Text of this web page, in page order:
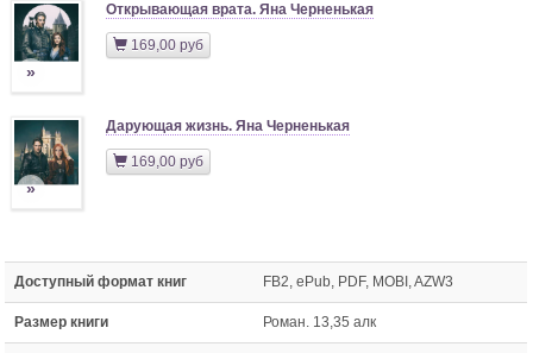
»
Открывающая врата. Яна Черненькая
169,00 руб
»
Дарующая жизнь. Яна Черненькая
169,00 руб
Доступный формат книг FB2, ePub, PDF, MOBI, AZW3
Размер книги Роман. 13,35 алк